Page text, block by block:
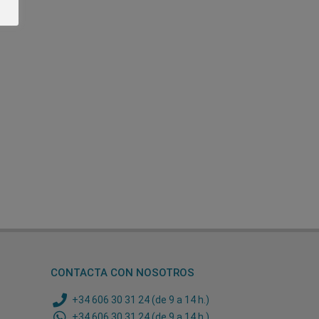
CONTACTA CON NOSOTROS
+34 606 30 31 24 (de 9 a 14 h.)